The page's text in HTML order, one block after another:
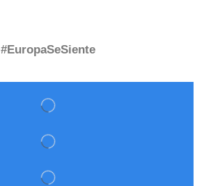
#EuropaSeSiente